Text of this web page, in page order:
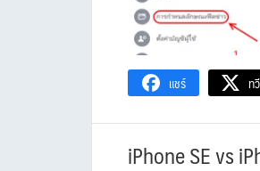
แชร์ ท
iPhone SE vs